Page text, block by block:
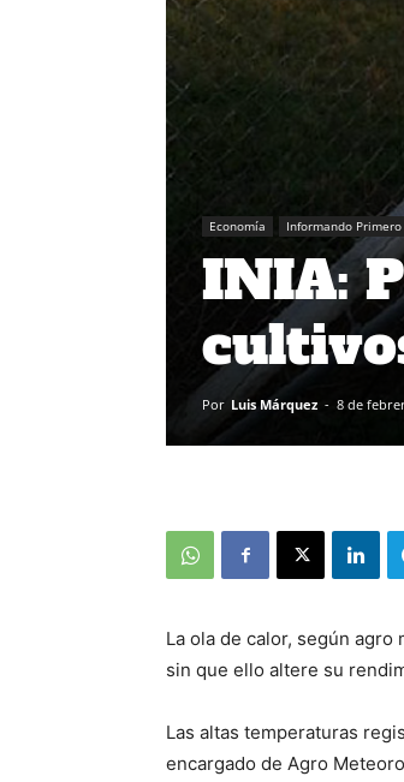
Economía Informando Primero
INIA:
Por Luis Márquez - 8 de
La ola de calor, según
sin que ello altere su
Las altas temperaturas
encargado de Agro